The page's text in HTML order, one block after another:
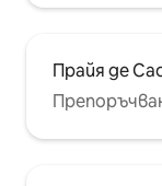
Прайя де